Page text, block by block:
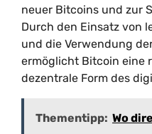
neuer Bitcoins und zur
Durch den Einsatz von
und die Verwendung
ermöglicht Bitcoin eine
dezentrale Form des
Thementipp: Wo